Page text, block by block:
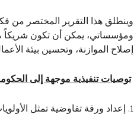
وينطلق هذا التقرير المختصر من
ومؤسساتي، يمكن أن تكون شريكاً
إصلاح الموازنة، وتحسين بيئة
توصيات تنفيذية موجهة إلى
إعداد ورقة تفاوضية تمثل